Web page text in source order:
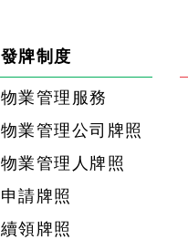
發牌制度
物業管理服務
物業管理公司牌照
物業管理人牌照
申請牌照
續領牌照